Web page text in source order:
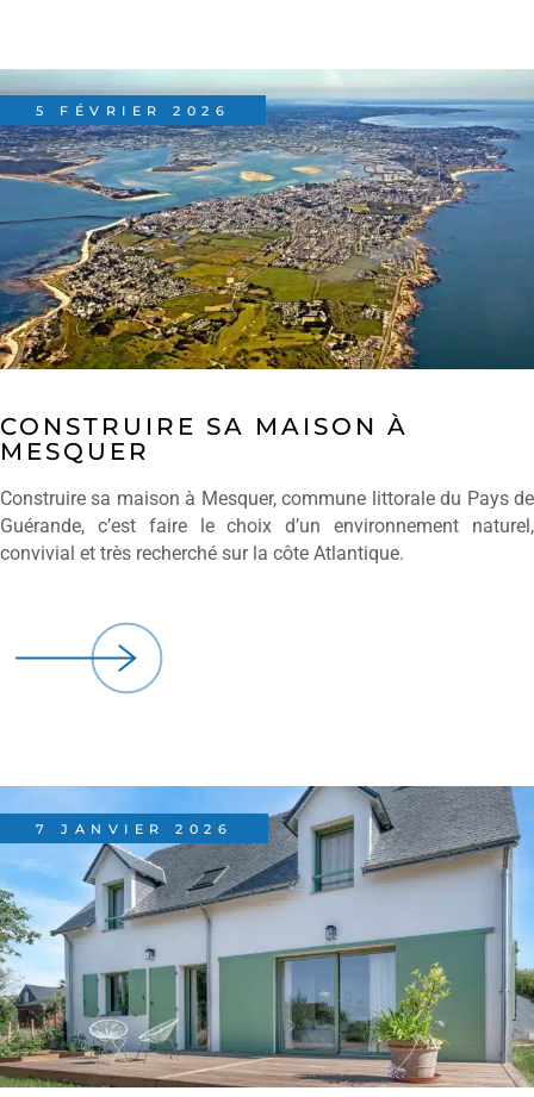
5 FÉVRIER 2026
CONSTRUIRE SA MAISON À
MESQUER
Construire sa maison à Mesquer, commune littorale du Pays de
Guérande, c’est faire le choix d’un environnement naturel,
convivial et très recherché sur la côte Atlantique.
7 JANVIER 2026